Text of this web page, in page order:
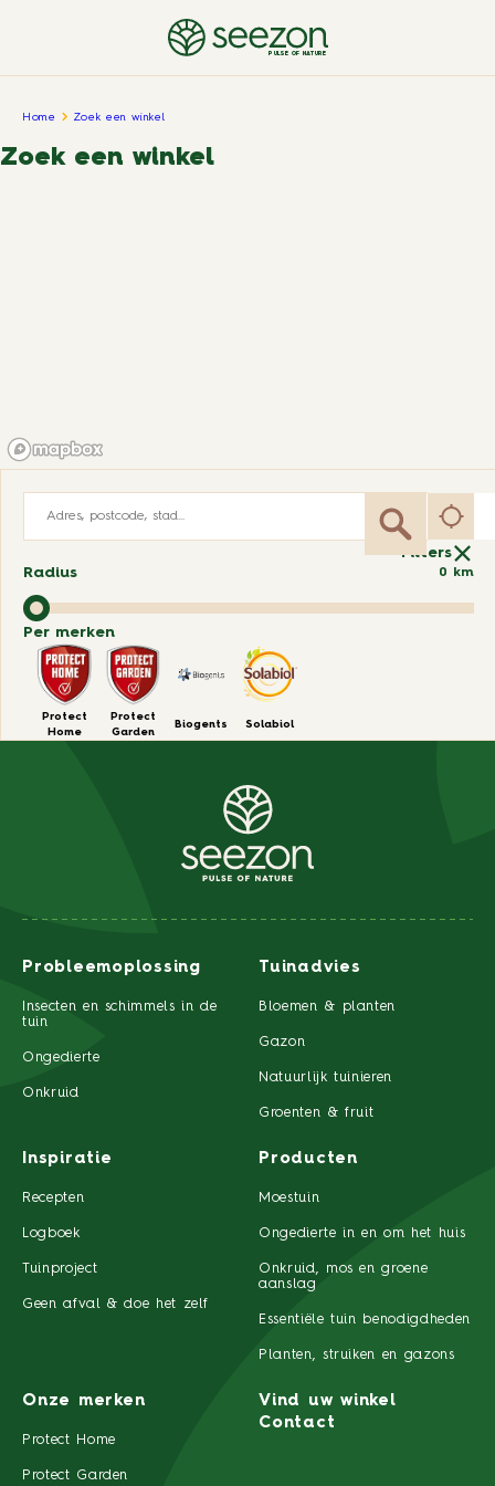
PULSE OF NATURE
Home Zoek een winkel
Zoek een winkel
Filters
Radius
0 km
Per merken
Protect
Home
Protect
Garden
Biogents Solabiol
Probleemoplossing
Insecten en schimmels in de
tuin
Ongedierte
Onkruid
Tuinadvies
Bloemen & planten
Gazon
Natuurlijk tuinieren
Groenten & fruit
Inspiratie
Recepten
Logboek
Tuinproject
Geen afval & doe het zelf
Producten
Moestuin
Ongedierte in en om het huis
Onkruid, mos en groene
aanslag
Essentiële tuin benodigdheden
Planten, struiken en gazons
Onze merken
Protect Home
Protect Garden
Vind uw winkel
Contact